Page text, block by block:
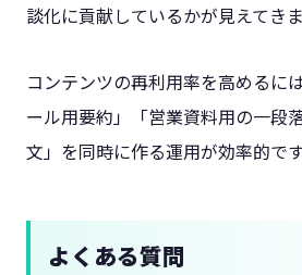
談化に貢献しているかが見えてきま
コンテンツの再利用率を高めるに
ール用要約」「営業資料用の一段
文」を同時に作る運用が効率的です
よくある質問